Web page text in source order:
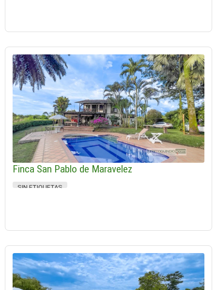
Finca San Pablo de Maravelez
SIN ETIQUETAS